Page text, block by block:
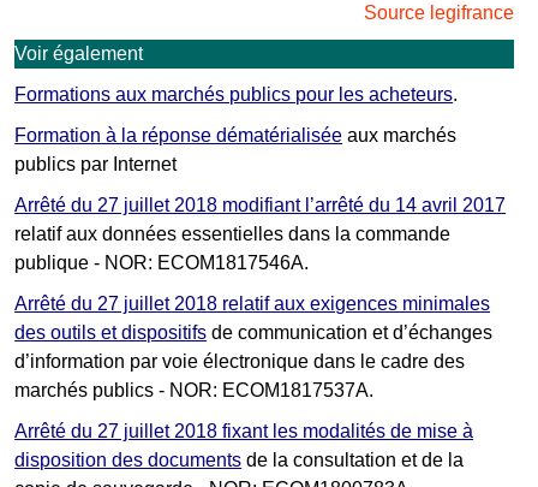
Source legifrance
Voir également
Formations aux marchés publics pour les acheteurs.
Formation à la réponse dématérialisée aux marchés
publics par Internet
Arrêté du 27 juillet 2018 modifiant l’arrêté du 14 avril 2017
relatif aux données essentielles dans la commande
publique - NOR: ECOM1817546A.
Arrêté du 27 juillet 2018 relatif aux exigences minimales
des outils et dispositifs de communication et d’échanges
d’information par voie électronique dans le cadre des
marchés publics - NOR: ECOM1817537A.
Arrêté du 27 juillet 2018 fixant les modalités de mise à
disposition des documents de la consultation et de la